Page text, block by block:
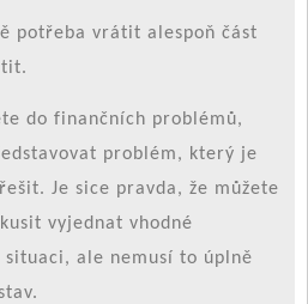
potřeba vrátit alespoň část
do finančních problémů,
problém, který je
Je sice pravda, že můžete
vyjednat vhodné
ale nemusí to úplně